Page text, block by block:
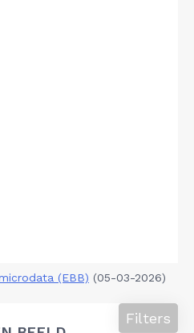
(EBB) (05-03-2026)
Filters